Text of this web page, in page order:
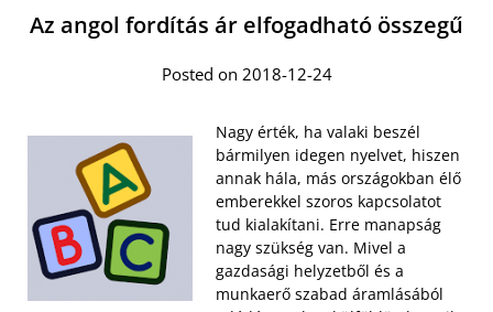
Az angol fordítás ár elfogadható összegű
Posted on 2018-12-24
Nagy érték, ha valaki beszél
bármilyen idegen nyelvet, hiszen
annak hála, más országokban élő
emberekkel szoros kapcsolatot
tud kialakítani. Erre manapság
nagy szükség van. Mivel a
gazdasági helyzetből és a
munkaerő szabad áramlásából